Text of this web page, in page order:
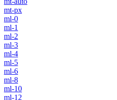
mt-px
ml-0
ml-1
ml-2
ml-3
ml-4
ml-5
ml-6
ml-8
ml-10
ml-12